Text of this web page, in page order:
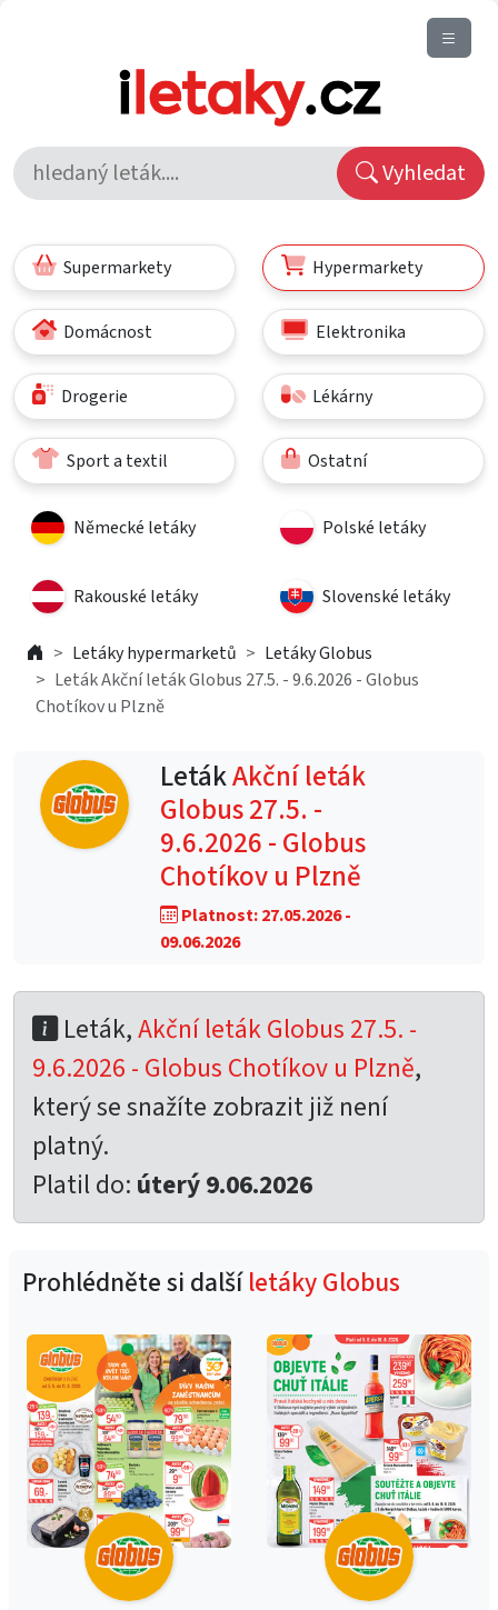
Vyhledat
Supermarkety Hypermarkety
Domácnost Elektronika
Drogerie Lékárny
Sport a textil Ostatní
Německé letáky Polské letáky
Rakouské letáky Slovenské letáky
Letáky hypermarketů
Letáky Globus
Leták Akční leták Globus 27.5. - 9.6.2026 - Globus
Chotíkov u Plzně
LetákAkční leták
Globus 27.5. -
9.6.2026 - Globus
Chotíkov u Plzně
Platnost: 27.05.2026 -
09.06.2026
Leták,Akční leták Globus 27.5. -
9.6.2026 - Globus Chotíkov u Plzně,
který se snažíte zobrazit již není
platný.
Platil do: úterý 9.06.2026
Prohlédněte si dalšíletáky Globus